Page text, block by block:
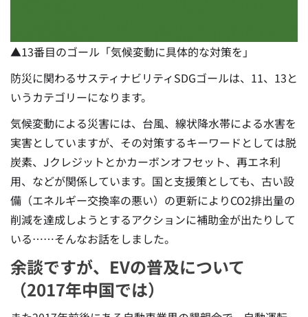
▲13番目のゴール「気候変動に具体的な対策を」
防災に関わるサスティナビリティSDGゴールは、11、13と
いうカテゴリーになります。
気候変動による災害には、台風、線状降水帯による水害を
実害としていますが、その対策するキーワードとしては脱
炭素、Jクレジットとかカーボンオフセット、再エネ利
用、などが関係しています。国と支援策としても、古い設
備（エネルギー交換率の悪い）の更新によりCO2排出量の
削減を達成しようとするアクションに補助金が出たりして
いる……そんなお話をしました。
余談ですが、EVの普及について
（2017年中国では）